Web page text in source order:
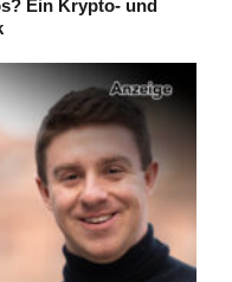
Ein Krypto- und